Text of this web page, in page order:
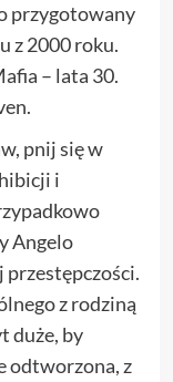
przygotowany
z 2000 roku.
– lata 30.
pnij się w
i
Angelo
z rodziną
duże, by
odtworzona, z